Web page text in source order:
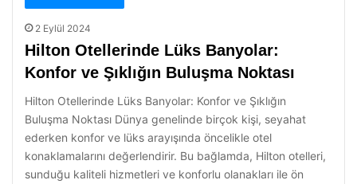
2 Eylül 2024
Hilton Otellerinde Lüks Banyolar:
Konfor ve Şıklığın Buluşma Noktası
Hilton Otellerinde Lüks Banyolar: Konfor ve Şıklığın
Buluşma Noktası Dünya genelinde birçok kişi, seyahat
ederken konfor ve lüks arayışında öncelikle otel
konaklamalarını değerlendirir. Bu bağlamda, Hilton otelleri,
sunduğu kaliteli hizmetleri ve konforlu olanakları ile ön